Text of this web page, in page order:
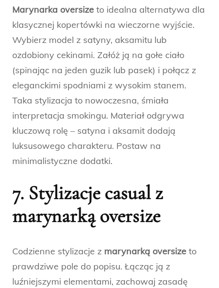
Marynarka oversize to idealna alternatywa dla
klasycznej kopertówki na wieczorne wyjście.
Wybierz model z satyny, aksamitu lub
ozdobiony cekinami. Załóż ją na gołe ciało
(spinając na jeden guzik lub pasek) i połącz z
eleganckimi spodniami z wysokim stanem.
Taka stylizacja to nowoczesna, śmiała
interpretacja smokingu. Materiał odgrywa
kluczową rolę – satyna i aksamit dodają
luksusowego charakteru. Postaw na
minimalistyczne dodatki.
7. Stylizacje casual z
marynarką oversize
Codzienne stylizacje z marynarką oversize to
prawdziwe pole do popisu. Łącząc ją z
luźniejszymi elementami, zachowaj zasadę